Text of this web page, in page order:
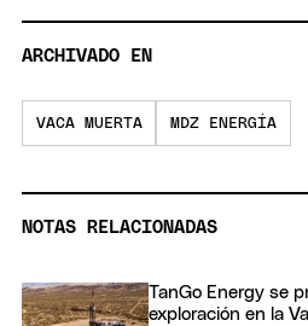
ARCHIVADO EN
VACA MUERTA MDZ ENERGÍA
NOTAS RELACIONADAS
TanGo Energy se
exploración en la